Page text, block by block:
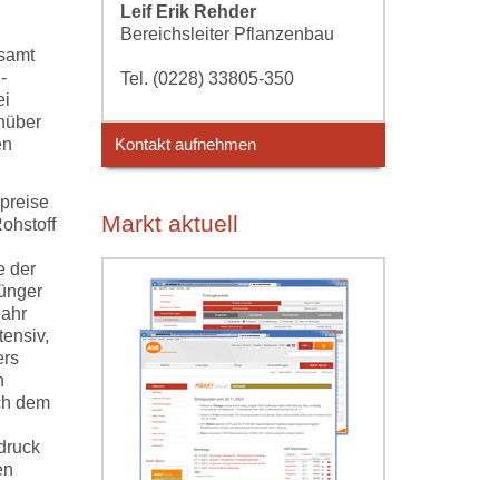
der
dem
Leif Erik Rehder
Bereichsleiter Pflanzenbau
Tel. (0228) 33805-350
Kontakt aufnehmen
Markt aktuell